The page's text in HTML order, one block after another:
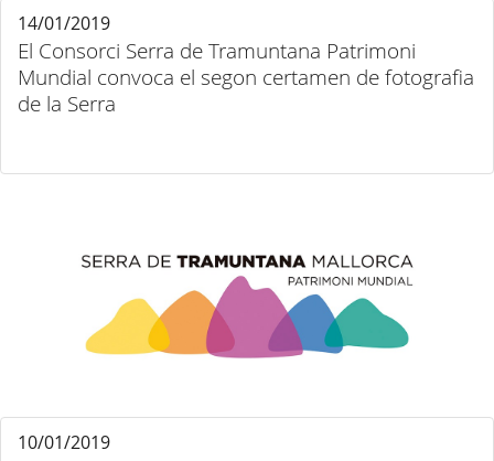
El Consorci Serra de Tramuntana Patrimoni
Mundial convoca el segon certamen de fotografia
de la Serra
14/01/2019
10/01/2019